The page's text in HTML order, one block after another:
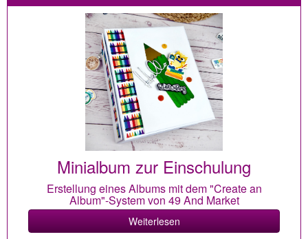
Minialbum zur Einschulung
Erstellung eines Albums mit dem "Create an
Album"-System von 49 And Market
Weiterlesen